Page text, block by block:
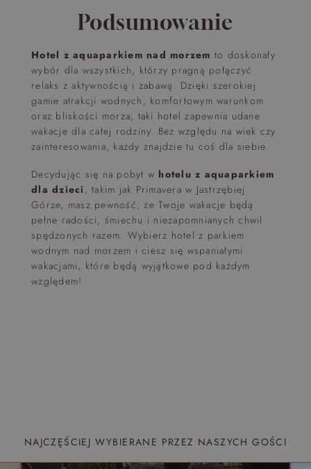
Podsumowanie
Hotel z aquaparkiem nad morzem to doskonały
wybór dla wszystkich, którzy pragną połączyć
relaks z aktywnością i zabawą. Dzięki szerokiej
gamie atrakcji wodnych, komfortowym warunkom
oraz bliskości morza, taki hotel zapewnia udane
wakacje dla całej rodziny. Bez względu na wiek czy
zainteresowania, każdy znajdzie tu coś dla siebie.
Decydując się na pobyt w hotelu z aquaparkiem
dla dzieci , takim jak Primavera w Jastrzębiej
Górze, masz pewność, że Twoje wakacje będą
pełne radości, śmiechu i niezapomnianych chwil
spędzonych razem. Wybierz hotel z parkiem
wodnym nad morzem i ciesz się wspaniałymi
wakacjami, które będą wyjątkowe pod każdym
względem!
NAJCZĘŚCIEJ WYBIERANE PRZEZ NASZYCH GOŚCI